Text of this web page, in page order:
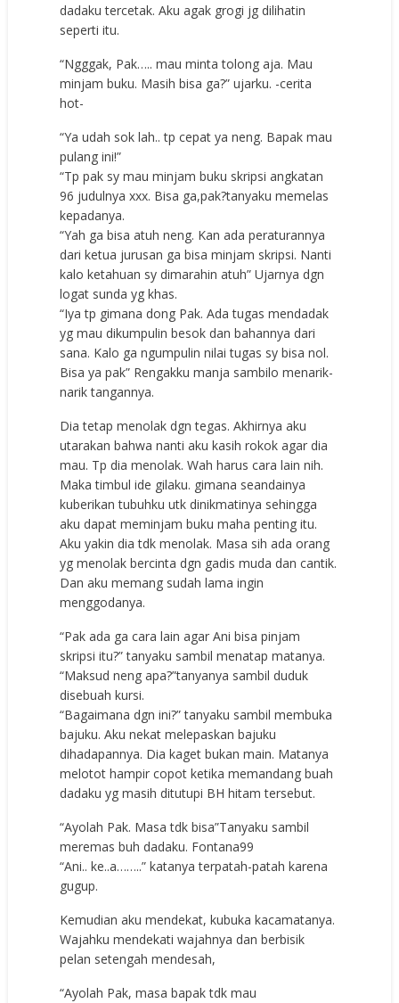
dadaku tercetak. Aku agak grogi jg dilihatin
seperti itu.
“Ngggak, Pak….. mau minta tolong aja. Mau
minjam buku. Masih bisa ga?” ujarku. -cerita
hot-
“Ya udah sok lah.. tp cepat ya neng. Bapak mau
pulang ini!”
“Tp pak sy mau minjam buku skripsi angkatan
96 judulnya xxx. Bisa ga,pak?tanyaku memelas
kepadanya.
“Yah ga bisa atuh neng. Kan ada peraturannya
dari ketua jurusan ga bisa minjam skripsi. Nanti
kalo ketahuan sy dimarahin atuh” Ujarnya dgn
logat sunda yg khas.
“Iya tp gimana dong Pak. Ada tugas mendadak
yg mau dikumpulin besok dan bahannya dari
sana. Kalo ga ngumpulin nilai tugas sy bisa nol.
Bisa ya pak” Rengakku manja sambilo menarik-
narik tangannya.
Dia tetap menolak dgn tegas. Akhirnya aku
utarakan bahwa nanti aku kasih rokok agar dia
mau. Tp dia menolak. Wah harus cara lain nih.
Maka timbul ide gilaku. gimana seandainya
kuberikan tubuhku utk dinikmatinya sehingga
aku dapat meminjam buku maha penting itu.
Aku yakin dia tdk menolak. Masa sih ada orang
yg menolak bercinta dgn gadis muda dan cantik.
Dan aku memang sudah lama ingin
menggodanya.
“Pak ada ga cara lain agar Ani bisa pinjam
skripsi itu?” tanyaku sambil menatap matanya.
“Maksud neng apa?”tanyanya sambil duduk
disebuah kursi.
“Bagaimana dgn ini?” tanyaku sambil membuka
bajuku. Aku nekat melepaskan bajuku
dihadapannya. Dia kaget bukan main. Matanya
melotot hampir copot ketika memandang buah
dadaku yg masih ditutupi BH hitam tersebut.
“Ayolah Pak. Masa tdk bisa”Tanyaku sambil
meremas buh dadaku. Fontana99
“Ani.. ke..a……..” katanya terpatah-patah karena
gugup.
Kemudian aku mendekat, kubuka kacamatanya.
Wajahku mendekati wajahnya dan berbisik
pelan setengah mendesah,
“Ayolah Pak, masa bapak tdk mau